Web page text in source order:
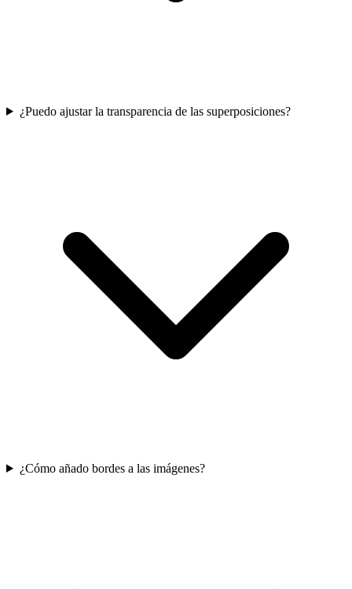
¿Puedo ajustar la transparencia de las superposiciones?
¿Cómo añado bordes a las imágenes?